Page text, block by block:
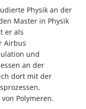
Physik an der
Master in Physik
er als
Airbus
und
an der
dort mit der
Polymeren.